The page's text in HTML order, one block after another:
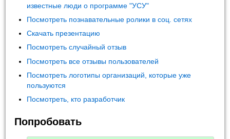
известные люди о программе "УСУ"
Посмотреть познавательные ролики в соц. сетях
Скачать презентацию
Посмотреть случайный отзыв
Посмотреть все отзывы пользователей
Посмотреть логотипы организаций, которые уже
пользуются
Посмотреть, кто разработчик
Попробовать